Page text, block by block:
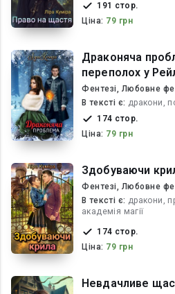
191 стор.
Ціна: 79 грн
Драконяча
переполох у
Фентезі, Любовне
В текcті є: дракони,
174 стор.
Ціна: 79 грн
Здобуваючи
Фентезі, Любовне
В текcті є: дракони,
академія магії
174 стор.
Ціна: 79 грн
Невдачливе